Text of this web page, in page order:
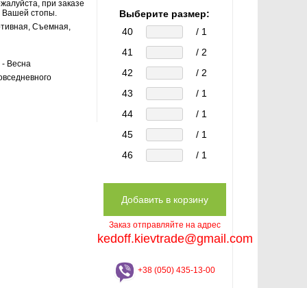
при заказе
Вашей стопы.
Съемная,
- Весна
Выберите размер:
40
/ 1
41
/ 2
42
/ 2
43
/ 1
44
/ 1
45
/ 1
46
/ 1
Заказ отправляйте на адрес
kedoff.kievtrade@gmail.com
+38 (050) 435-13-00